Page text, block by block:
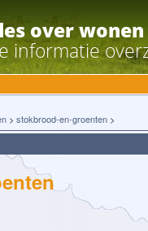
over
informatie
> stokbrood-en-groenten >